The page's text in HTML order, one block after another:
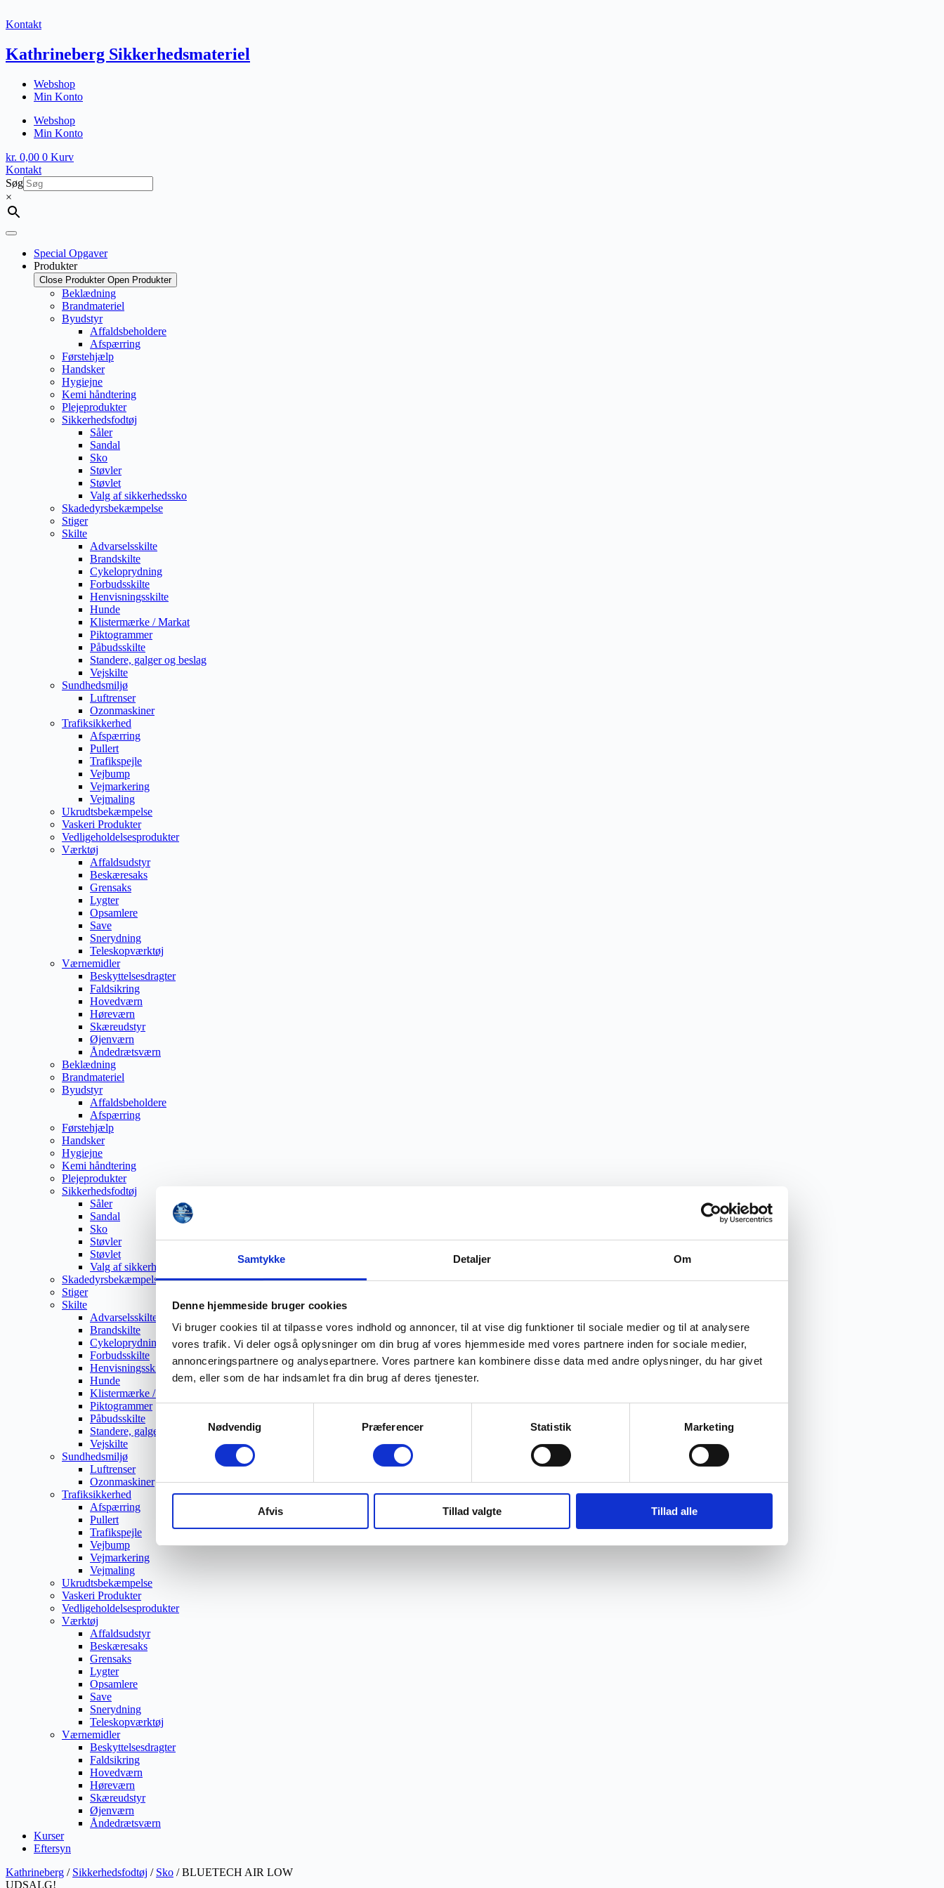
Samtykke Detaljer Om
Denne hjemmeside bruger cookies
Vi bruger cookies til at tilpasse vores indhold og annoncer, til at vise dig funktioner til sociale medier og til at analysere
vores trafik. Vi deler også oplysninger om din brug af vores hjemmeside med vores partnere inden for sociale medier,
annonceringspartnere og analysepartnere. Vores partnere kan kombinere disse data med andre oplysninger, du har givet
dem, eller som de har indsamlet fra din brug af deres tjenester.
Nødvendig
Præferencer Statistik Marketing
Afvis Tillad valgte Tillad alle
til
Kontakt
Kathrineberg Sikkerhedsmateriel
Webshop
Min Konto
Webshop
Min Konto
kr. 0,00 0 Kurv
Kontakt
Søg
×
Special Opgaver
Produkter
Close Produkter Open Produkter
Beklædning
Brandmateriel
Byudstyr
Affaldsbeholdere
Afspærring
Førstehjælp
Handsker
Hygiejne
Kemi håndtering
Plejeprodukter
Sikkerhedsfodtøj
Såler
Sandal
Sko
Støvler
Støvlet
Valg af sikkerhedssko
Skadedyrsbekæmpelse
Stiger
Skilte
Advarselsskilte
Brandskilte
Cykeloprydning
Forbudsskilte
Henvisningsskilte
Hunde
Klistermærke / Markat
Piktogrammer
Påbudsskilte
Standere, galger og beslag
Vejskilte
Sundhedsmiljø
Luftrenser
Ozonmaskiner
Trafiksikkerhed
Afspærring
Pullert
Trafikspejle
Vejbump
Vejmarkering
Vejmaling
Ukrudtsbekæmpelse
Vaskeri Produkter
Vedligeholdelsesprodukter
Værktøj
Affaldsudstyr
Beskæresaks
Grensaks
Lygter
Opsamlere
Save
Snerydning
Teleskopværktøj
Værnemidler
Beskyttelsesdragter
Faldsikring
Hovedværn
Høreværn
Skæreudstyr
Øjenværn
Åndedrætsværn
Beklædning
Brandmateriel
Byudstyr
Affaldsbeholdere
Afspærring
Førstehjælp
Handsker
Hygiejne
Kemi håndtering
Plejeprodukter
Sikkerhedsfodtøj
Såler
Sandal
Sko
Støvler
Støvlet
Valg af sikkerhedssko
Skadedyrsbekæmpelse
Stiger
Skilte
Advarselsskilte
Brandskilte
Cykeloprydning
Forbudsskilte
Henvisningsskilte
Hunde
Klistermærke / Markat
Piktogrammer
Påbudsskilte
Standere, galger og beslag
Vejskilte
Sundhedsmiljø
Luftrenser
Ozonmaskiner
Trafiksikkerhed
Afspærring
Pullert
Trafikspejle
Vejbump
Vejmarkering
Vejmaling
Ukrudtsbekæmpelse
Vaskeri Produkter
Vedligeholdelsesprodukter
Værktøj
Affaldsudstyr
Beskæresaks
Grensaks
Lygter
Opsamlere
Save
Snerydning
Teleskopværktøj
Værnemidler
Beskyttelsesdragter
Faldsikring
Hovedværn
Høreværn
Skæreudstyr
Øjenværn
Åndedrætsværn
Kurser
Eftersyn
Kathrineberg / Sikkerhedsfodtøj / Sko / BLUETECH AIR LOW
UDSALG!